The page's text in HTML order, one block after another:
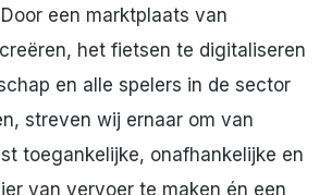
een marktplaats van
het fietsen te digitaliseren
en alle spelers in de sector
streven wij ernaar om van
toegankelijke, onafhankelijke en
van vervoer te maken én een